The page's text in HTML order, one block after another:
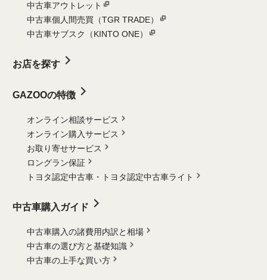
中古車アウトレット
中古車個人間売買（TGR TRADE）
中古車サブスク（KINTO ONE）
お店を探す
GAZOOの特徴
オンライン相談サービス
オンライン購入サービス
お取り寄せサービス
ロングラン保証
トヨタ認定中古車・
トヨタ認定中古車ライト
中古車購入ガイド
中古車購入の諸費用内訳と相場
中古車の選び方と基礎知識
中古車の上手な買い方